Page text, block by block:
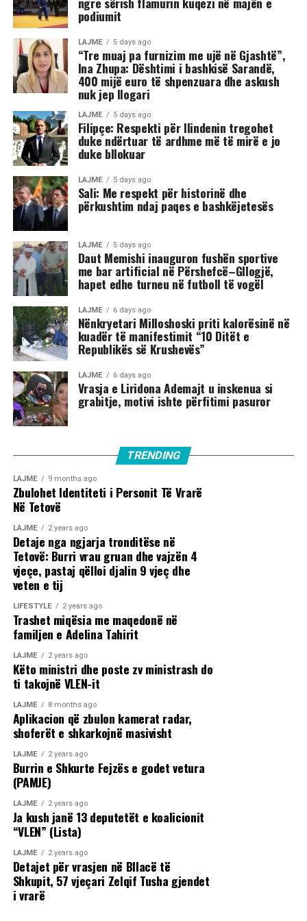
podiumit
LAJME 5 days ago
“Tre muaj pa furnizim me ujë në Gjashtë”,
Ina Zhupa: Dështimi i bashkisë Sarandë,
400 mijë euro të shpenzuara dhe askush
nuk jep llogari
LAJME 5 days ago
Filipçe: Respekti për Ilindenin tregohet
duke ndërtuar të ardhme më të mirë e jo
duke bllokuar
LAJME 5 days ago
Sali: Me respekt për historinë dhe
përkushtim ndaj paqes e bashkëjetesës
LAJME 5 days ago
Daut Memishi inauguron fushën sportive
me bar artificial në Përshefcë–Gllogjë,
hapet edhe turneu në futboll të vogël
LAJME 6 days ago
Nënkryetari Milloshoski priti kalorësinë në
kuadër të manifestimit “10 Ditët e
Republikës së Krushevës”
LAJME 6 days ago
Vrasja e Liridona Ademajt u inskenua si
grabitje, motivi ishte përfitimi pasuror
TRENDING
LAJME 9 months ago
Zbulohet Identiteti i Personit Të Vrarë
Në Tetovë
LAJME 2 years ago
Detaje nga ngjarja tronditëse në
Tetovë: Burri vrau gruan dhe vajzën 4
vjeçe, pastaj qëlloi djalin 9 vjeç dhe
veten e tij
LIFESTYLE 2 years ago
Trashet miqësia me maqedonë në
familjen e Adelina Tahirit
LAJME 2 years ago
Këto ministri dhe poste zv ministrash do
ti takojnë VLEN-it
LAJME 8 months ago
Aplikacion që zbulon kamerat radar,
shoferët e shkarkojnë masivisht
LAJME 2 years ago
Burrin e Shkurte Fejzës e godet vetura
(PAMJE)
LAJME 2 years ago
Ja kush janë 13 deputetët e koalicionit
“VLEN” (Lista)
LAJME 2 years ago
Detajet për vrasjen në Bllacë të
Shkupit, 57 vjeçari Zelqif Tusha gjendet
i vrarë